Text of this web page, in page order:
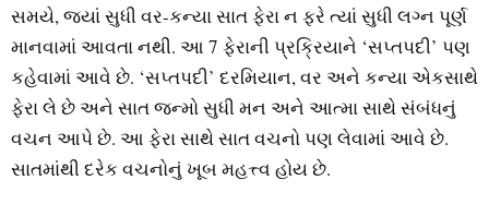
સમયે, જ્યાં સુધી વર-કન્યા સાત ફેરા ન ફરે ત્યાં સુધી લગ્ન પૂર્ણ
માનવામાં આવતા નથી. આ 7 ફેરાની પ્રક્રિયાને ‘સપ્તપદી’ પણ
કહેવામાં આવે છે. ‘સપ્તપદી’ દરમિયાન, વર અને કન્યા એકસાથે
ફેરા લે છે અને સાત જન્મો સુધી મન અને આત્મા સાથે સંબંધનું
વચન આપે છે. આ ફેરા સાથે સાત વચનો પણ લેવામાં આવે છે.
સાતમાંથી દરેક વચનોનું ખૂબ મહત્ત્વ હોય છે.